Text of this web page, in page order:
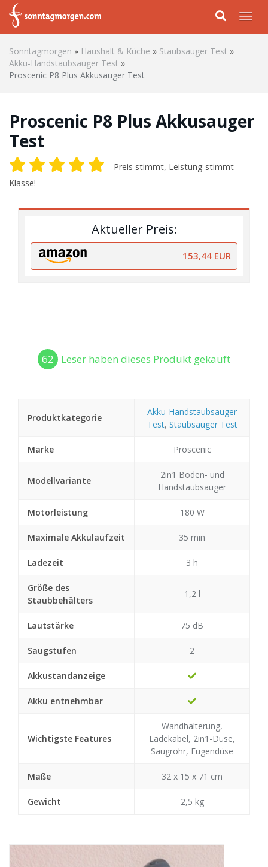
Skip to main content
Sonntagmorgen » Haushalt & Küche » Staubsauger Test »
Akku-Handstaubsauger Test »
Proscenic P8 Plus Akkusauger Test
Proscenic P8 Plus Akkusauger
Test
Preis stimmt, Leistung stimmt –
Klasse!
Aktueller Preis:
153,44 EUR
62 Leser haben dieses Produkt gekauft
Produktkategorie
Akku-Handstaubsauger
Test, Staubsauger Test
Marke Proscenic
Modellvariante
2in1 Boden- und
Handstaubsauger
Motorleistung 180 W
Maximale Akkulaufzeit 35 min
Ladezeit 3 h
Größe des
Staubbehälters
1,2 l
Lautstärke 75 dB
Saugstufen 2
Akkustandanzeige
Akku entnehmbar
Wichtigste Features
Wandhalterung,
Ladekabel, 2in1-Düse,
Saugrohr, Fugendüse
Maße 32 x 15 x 71 cm
Gewicht 2,5 kg